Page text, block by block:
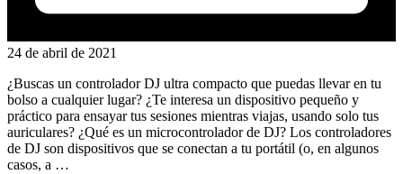
24 de abril de 2021
¿Buscas un controlador DJ ultra compacto que puedas llevar en tu
bolso a cualquier lugar? ¿Te interesa un dispositivo pequeño y
práctico para ensayar tus sesiones mientras viajas, usando solo tus
auriculares? ¿Qué es un microcontrolador de DJ? Los controladores
de DJ son dispositivos que se conectan a tu portátil (o, en algunos
casos, a …